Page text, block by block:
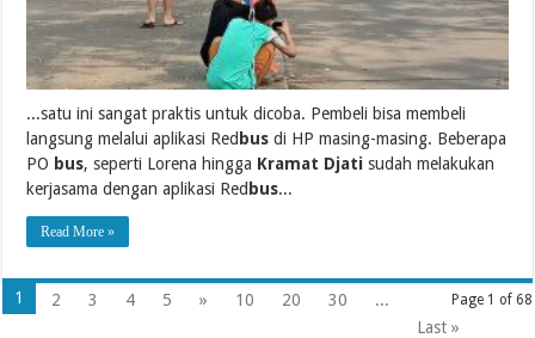
...satu ini sangat praktis untuk dicoba. Pembeli bisa membeli
langsung melalui aplikasi Red bus di HP masing-masing. Beberapa
PO bus, seperti Lorena hingga Kramat Djati sudah melakukan
kerjasama dengan aplikasi Red bus...
Read More »
Page 1 of 68
1 2 3 4 5 » 10 20 30
...
Last »